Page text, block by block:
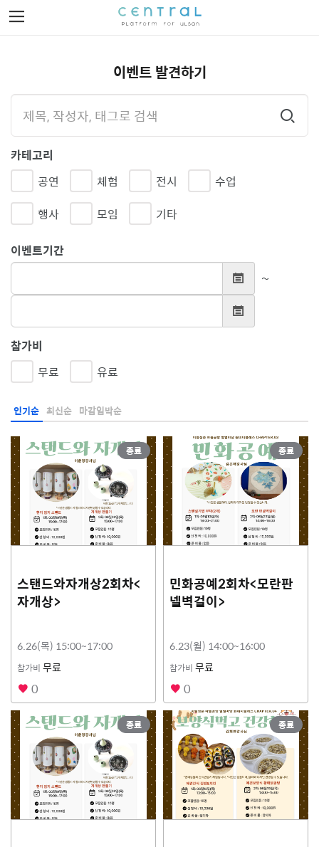
Toggle
navigation
이벤트 제작하기
로그인
회원가입
이벤트 발견하기
돋
카테고리
공연
체험 전시
수업
행사
모임 기타
이벤트기간
~
참가비
무료
유료
인기순 최신순 마감임박순
종료
스탠드와자개상2회차<
자개상>
6.26(목) 15:00~17:00
참가비 무료
0
종료
민화공예2회차<모란판
넬벽걸이>
6.23(월) 14:00~16:00
참가비 무료
0
종료 종료